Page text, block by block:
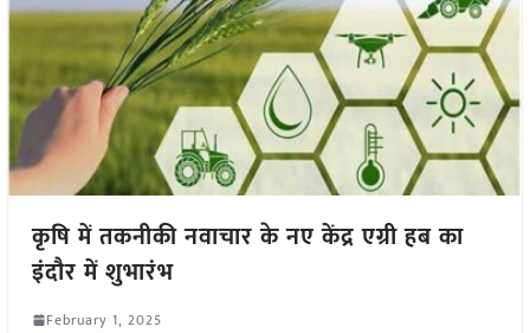
कृषि में तकनीकी नवाचार के नए केंद्र एग्री हब का
इंदौर में शुभारंभ
February 1, 2025